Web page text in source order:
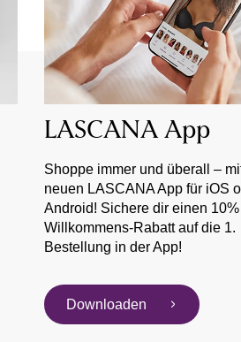
LASCANA App
Shoppe immer und überall –
neuen LASCANA App für iOS
Android! Sichere dir einen 10%
Willkommens-Rabatt auf die 1.
Bestellung in der App!
Downloaden